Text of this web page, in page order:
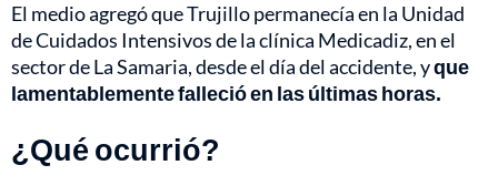
El medio agregó que Trujillo permanecía en la Unidad
de Cuidados Intensivos de la clínica Medicadiz, en el
sector de La Samaria, desde el día del accidente, yque
lamentablemente falleció en las últimas horas.
¿Qué ocurrió?